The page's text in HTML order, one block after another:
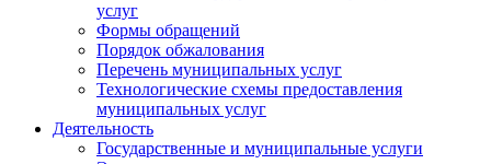
услуг
Формы обращений
Порядок обжалования
Перечень муниципальных услуг
Технологические схемы предоставления
муниципальных услуг
Деятельность
Государственные и муниципальные услуги